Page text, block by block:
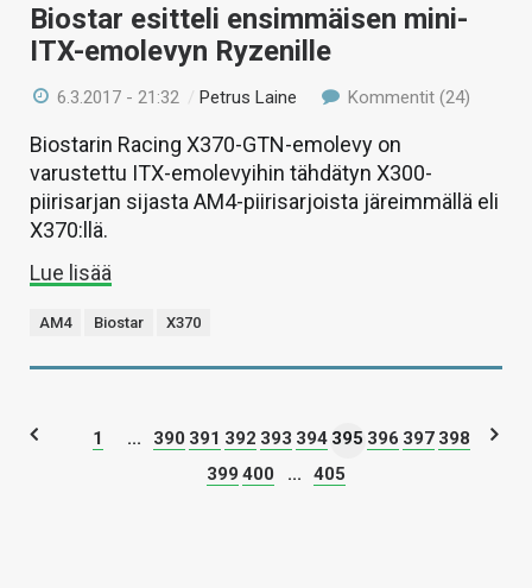
Biostar esitteli ensimmäisen mini-
ITX-emolevyn Ryzenille
6.3.2017 - 21:32 /Petrus Laine Kommentit (24)
Biostarin Racing X370-GTN-emolevy on
varustettu ITX-emolevyihin tähdätyn X300-
piirisarjan sijasta AM4-piirisarjoista järeimmällä eli
X370:llä.
Lue lisää
AM4 Biostar X370
1 ... 390 391 392 393 394 395 396 397 398
399 400 ... 405